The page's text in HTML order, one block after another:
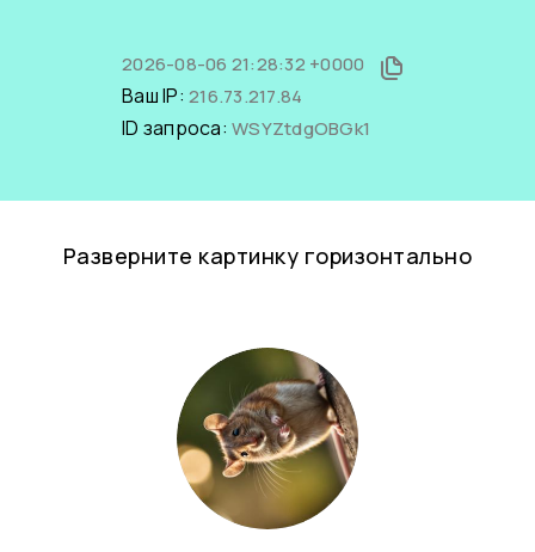
2026-08-06 21:28:32 +0000
Ваш IP: 216.73.217.84
ID запроса: WSYZtdgOBGk1
Разверните картинку горизонтально